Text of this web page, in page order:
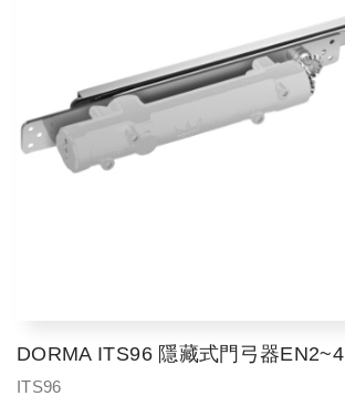
DORMA ITS96 隱藏式門弓器EN2~4
ITS96